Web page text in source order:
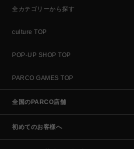
全カテゴリーから探す
culture TOP
POP-UP SHOP TOP
PARCO GAMES TOP
全国のPARCO店舗
初めてのお客様へ